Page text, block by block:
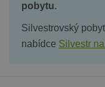
pobytu.
Silvestrovský
nabídce Silvestr